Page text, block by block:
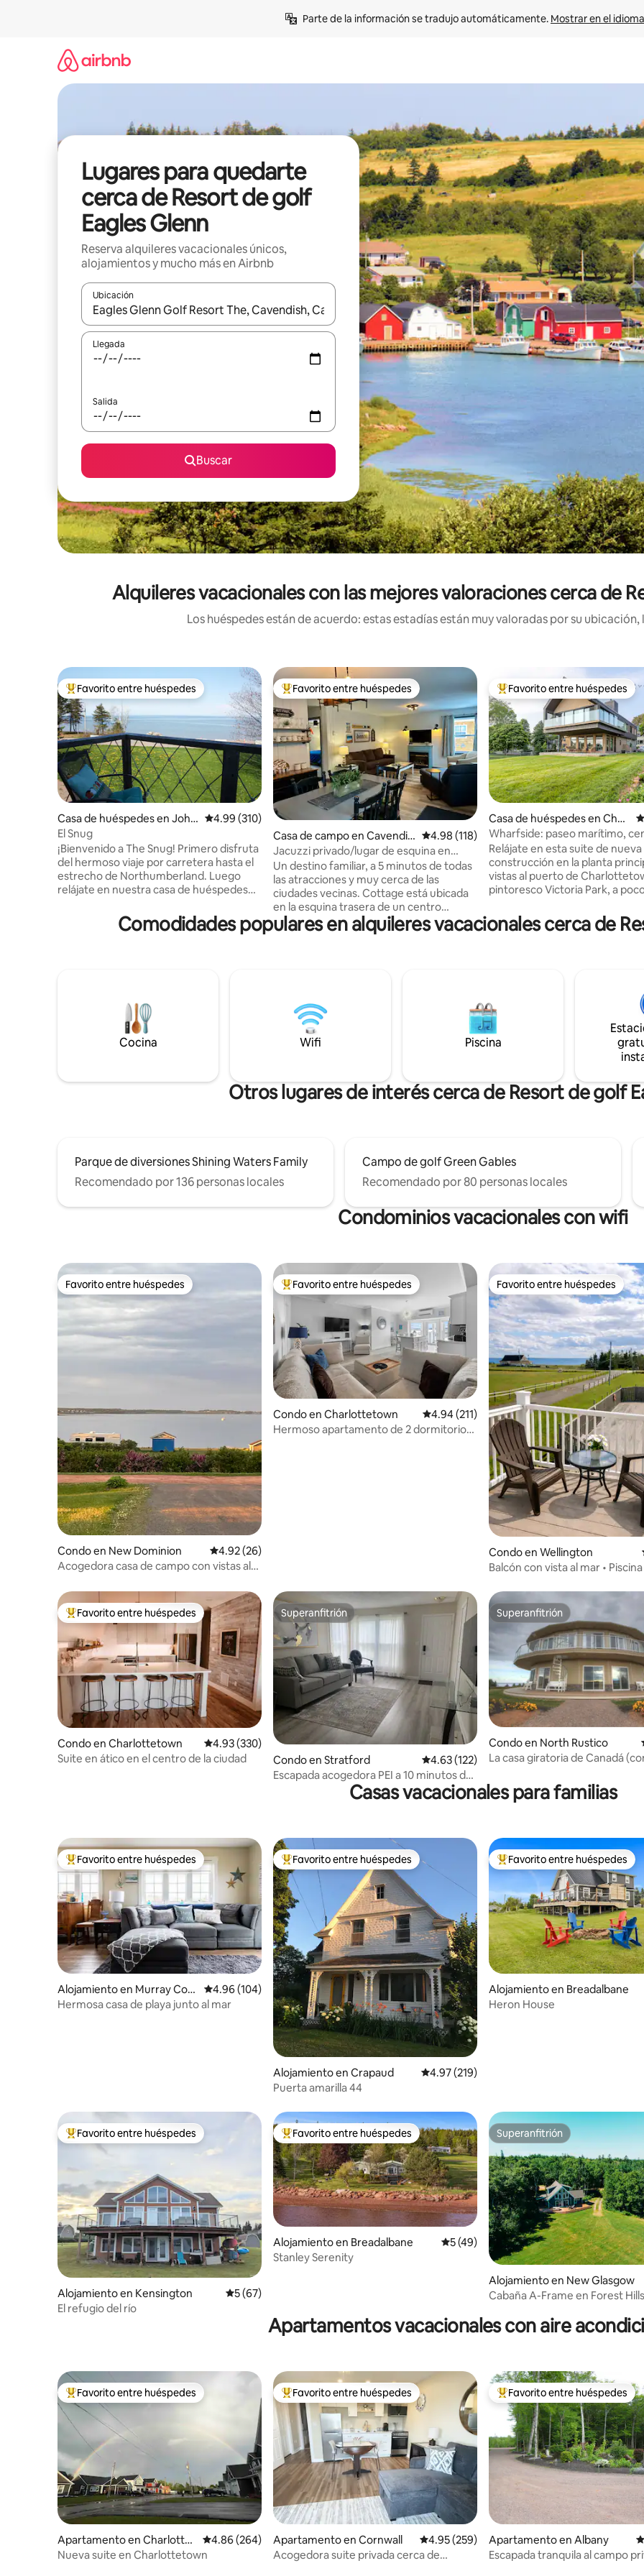
Parte de la información se tradujo automáticamente. Mostrar en el
Lugares para quedarte
cerca de Resort de golf
Eagles Glenn
Reserva alquileres vacacionales únicos,
alojamientos y mucho más en Airbnb
Ubicación
Cuando los resultados estén disponibles, navega con las teclas de flecha hacia arriba y hacia abajo o explora con el
Llegada
Salida
Buscar
Alquileres vacacionales con las mejores valoraciones cerca de
Los huéspedes están de acuerdo: estas estadías están muy valoradas por su
Favorito entre huéspedes preferido
Favorito entre huéspedes
Casa de huéspedes en John
ston Point
Calificación promedio: 4.99 de 5, 310 reseñas
4.99 (310)
El Snug
¡Bienvenido a The Snug! Primero disfruta
del hermoso viaje por carretera hasta el
estrecho de Northumberland. Luego
relájate en nuestra casa de huéspedes
acogedor con vistas al océano... un lugar
maravilloso para desconectar, relajarte y
Príncipe Eduardo y Nueva Escocia...
Descubre bodegas, bistrós, artesanos,
rutas de senderismo/ciclismo, tiendas
Favorito entre huéspedes preferido
Favorito entre huéspedes
Casa de campo en Cavendis
h
Calificación promedio: 4.98 de 5, 118 reseñas
4.98 (118)
Jacuzzi privado/lugar de esquina en
resort de condominios Cavendish
Un destino familiar, a 5 minutos de todas
las atracciones y muy cerca de las
ciudades vecinas. Cottage está ubicada
en la esquina trasera de un centro
vacacional de 5 acres parcialmente
rodeado de árboles, pero lo
estuvieras a kilómetros de todo en esta
tranquila ubicación. Relájate en tu jacuzzi
privado y disfruta de la luminosa y
acogedora casa de campo que tiene un
Favorito entre huéspedes
Favorito entre huéspedes
Casa de huéspedes en Charl
ottetown
Wharfside: paseo marítimo,
Victoria Park
Relájate en esta suite de nueva
construcción en la planta
vistas al puerto de
pintoresco Victoria Park, a
de la ciudad. Arquitectura
su máxima expresión, este loft
electrodomésticos de alta
encimeras de mármol, ropa de
lujo y una cama tamaño king
sueño y una estancia
relajantes. Licencia n.º 4000033
Comodidades populares en alquileres vacacionales cerca de
Cocina Wifi Piscina
Otros lugares de interés cerca de Resort de golf
Parque de diversiones Shining Waters Family
Recomendado por 136 personas locales
Campo de golf Green Gables
Recomendado por 80 personas locales
Condominios vacacionales con wifi
Favorito entre huéspedes
Favorito entre huéspedes
Condo en New Dominion Calificación promedio: 4.92 de 5, 26 reseñas
4.92 (26)
Acogedora casa de campo con vistas al
Favorito entre huéspedes preferido
Favorito entre huéspedes
Condo en Charlottetown Calificación promedio: 4.94 de 5, 211 reseñas
4.94 (211)
Hermoso apartamento de 2 dormitorios
Favorito entre huéspedes
Favorito entre huéspedes
Condo en Wellington
Balcón con vista al mar • Piscina
Favorito entre huéspedes preferido
Favorito entre huéspedes
Condo en Charlottetown Calificación promedio: 4.93 de 5, 330 reseñas
4.93 (330)
Suite en ático en el centro de la ciudad
Superanfitrión
Superanfitrión
Condo en Stratford Calificación promedio: 4.63 de 5, 122 reseñas
4.63 (122)
Escapada acogedora PEI a 10 minutos de
Superanfitrión
Superanfitrión
Condo en North Rustico
La casa giratoria de Canadá
Casas vacacionales para familias
Favorito entre huéspedes preferido
Favorito entre huéspedes
Alojamiento en Murray Corn
er
Calificación promedio: 4.96 de 5, 104 reseñas
4.96 (104)
Hermosa casa de playa junto al mar
Favorito entre huéspedes preferido
Favorito entre huéspedes
Alojamiento en Crapaud Calificación promedio: 4.97 de 5, 219 reseñas
4.97 (219)
Puerta amarilla 44
Favorito entre huéspedes
Favorito entre huéspedes
Alojamiento en Breadalbane
Heron House
Favorito entre huéspedes preferido
Favorito entre huéspedes
Alojamiento en Kensington Calificación promedio: 5 de 5, 67 reseñas
5 (67)
El refugio del río
Favorito entre huéspedes preferido
Favorito entre huéspedes
Alojamiento en Breadalbane Calificación promedio: 5 de 5, 49 reseñas
5 (49)
Stanley Serenity
Superanfitrión
Superanfitrión
Alojamiento en New Glasgow
Cabaña A-Frame en Forest Hills
Apartamentos vacacionales con aire
Favorito entre huéspedes preferido
Favorito entre huéspedes
Apartamento en Charlottet
own
Calificación promedio: 4.86 de 5, 264 reseñas
4.86 (264)
Nueva suite en Charlottetown
Favorito entre huéspedes preferido
Favorito entre huéspedes
Apartamento en Cornwall Calificación promedio: 4.95 de 5, 259 reseñas
4.95 (259)
Acogedora suite privada cerca de
Favorito entre huéspedes
Favorito entre huéspedes
Apartamento en Albany
Escapada tranquila al campo